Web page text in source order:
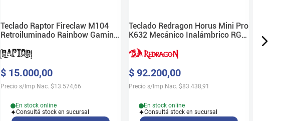
Teclado Raptor Fireclaw M104
Retroiluminado Rainbow Gaming
$ 15.000,00
Precio s/Imp Nac. $13.574,66
En stock online
Consultá stock en sucursal
Teclado Redragon Horus Mini Pro
K632 Mecánico Inalámbrico RGB
$ 92.200,00
Precio s/Imp Nac. $83.438,91
En stock online
Consultá stock en sucursal